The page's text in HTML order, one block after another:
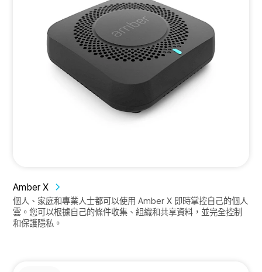
Amber X
個人、家庭和專業人士都可以使用 Amber X 即時掌控自己的個人
雲。您可以根據自己的條件收集、組織和共享資料，並完全控制
和保護隱私。